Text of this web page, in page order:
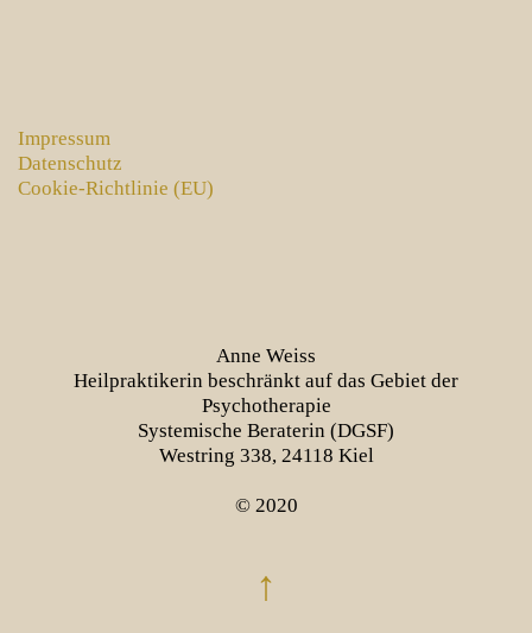
Impressum
Datenschutz
Cookie-Richtlinie (EU)
Anne Weiss
Heilpraktikerin beschränkt auf das Gebiet der
Psychotherapie
Systemische Beraterin (DGSF)
Westring 338, 24118 Kiel
© 2020